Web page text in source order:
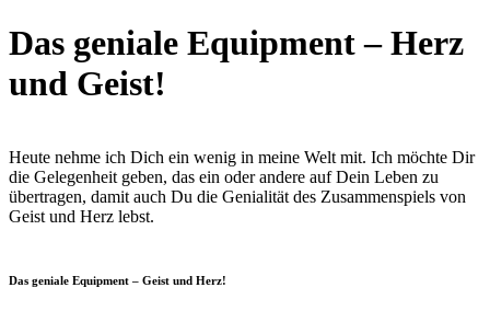
Das geniale Equipment – Herz
und Geist!
Heute nehme ich Dich ein wenig in meine Welt mit. Ich möchte Dir
die Gelegenheit geben, das ein oder andere auf Dein Leben zu
übertragen, damit auch Du die Genialität des Zusammenspiels von
Geist und Herz lebst.
Das geniale Equipment – Geist und Herz!